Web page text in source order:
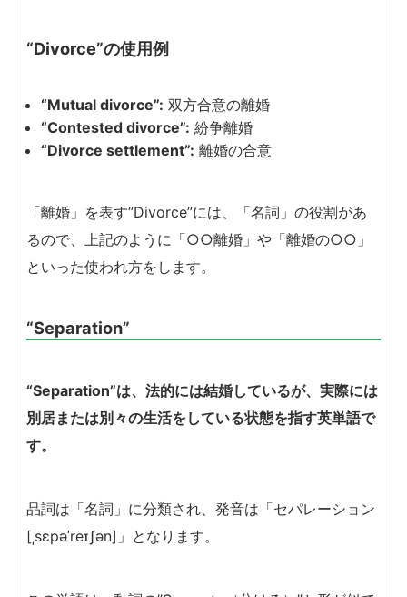
“Divorce”の使用例
“Mutual divorce”: 双方合意の離婚
“Contested divorce”: 紛争離婚
“Divorce settlement”: 離婚の合意
「離婚」を表す”Divorce”には、「名詞」の役割があ
るので、上記のように「○○離婚」や「離婚の○○」
といった使われ方をします。
“Separation”
“Separation”は、法的には結婚しているが、実際には
別居または別々の生活をしている状態を指す英単語で
す。
品詞は「名詞」に分類され、発音は「セパレーション
[ˌsɛpəˈreɪʃən]」となります。